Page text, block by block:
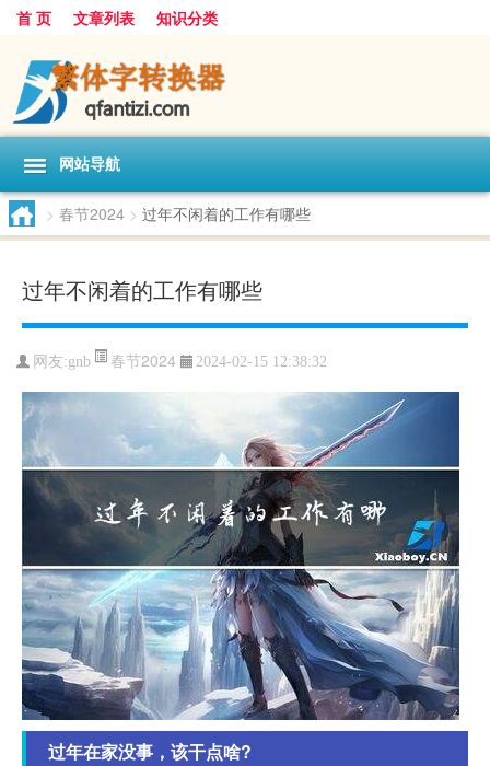
首 页 文章列表 知识分类
网站导航
> 春节2024 > 过年不闲着的工作有哪些
过年不闲着的工作有哪些
网友:gnb 春节2024 2024-02-15 12:38:32
过年在家没事，该干点啥?